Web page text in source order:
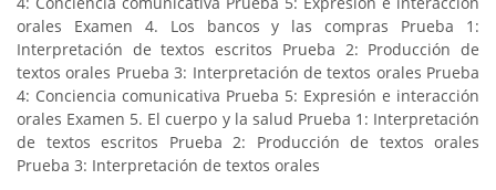
orales Examen 4. Los bancos y las compras Prueba 1:
Interpretación de textos escritos Prueba 2: Producción de
textos orales Prueba 3: Interpretación de textos orales Prueba
4: Conciencia comunicativa Prueba 5: Expresión e interacción
orales Examen 5. El cuerpo y la salud Prueba 1: Interpretación
de textos escritos Prueba 2: Producción de textos orales
Prueba 3: Interpretación de textos orales